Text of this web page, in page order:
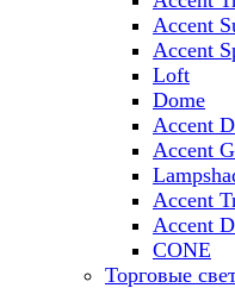
Accent
Accent
Loft
Dome
Accent
Accent
Accent
Accent
CONE
Торговые